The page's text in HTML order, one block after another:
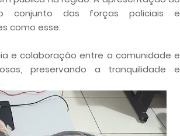
conjunto das forças policiais e
como esse.
e colaboração entre a comunidade e
preservando a tranquilidade e